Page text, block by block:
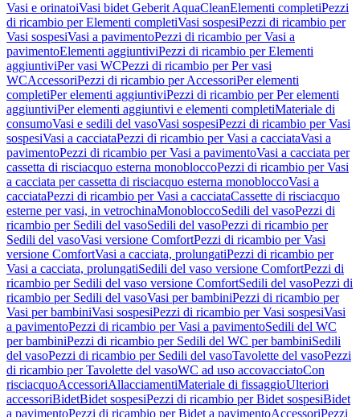
Vasi e orinatoiVasi bidet Geberit AquaCleanElementi completiPezzi
di ricambio per Elementi completiVasi sospesiPezzi di ricambio per
Vasi sospesiVasi a pavimentoPezzi di ricambio per Vasi a
pavimentoElementi aggiuntiviPezzi di ricambio per Elementi
aggiuntiviPer vasi WCPezzi di ricambio per Per vasi
WCAccessoriPezzi di ricambio per AccessoriPer elementi
completiPer elementi aggiuntiviPezzi di ricambio per Per elementi
aggiuntiviPer elementi aggiuntivi e elementi completiMateriale di
consumoVasi e sedili del vasoVasi sospesiPezzi di ricambio per Vasi
sospesiVasi a cacciataPezzi di ricambio per Vasi a cacciataVasi a
pavimentoPezzi di ricambio per Vasi a pavimentoVasi a cacciata per
cassetta di risciacquo esterna monobloccoPezzi di ricambio per Vasi
a cacciata per cassetta di risciacquo esterna monobloccoVasi a
cacciataPezzi di ricambio per Vasi a cacciataCassette di risciacquo
esterne per vasi, in vetrochinaMonobloccoSedili del vasoPezzi di
ricambio per Sedili del vasoSedili del vasoPezzi di ricambio per
Sedili del vasoVasi versione ComfortPezzi di ricambio per Vasi
versione ComfortVasi a cacciata, prolungatiPezzi di ricambio per
Vasi a cacciata, prolungatiSedili del vaso versione ComfortPezzi di
ricambio per Sedili del vaso versione ComfortSedili del vasoPezzi di
ricambio per Sedili del vasoVasi per bambiniPezzi di ricambio per
Vasi per bambiniVasi sospesiPezzi di ricambio per Vasi sospesiVasi
a pavimentoPezzi di ricambio per Vasi a pavimentoSedili del WC
per bambiniPezzi di ricambio per Sedili del WC per bambiniSedili
del vasoPezzi di ricambio per Sedili del vasoTavolette del vasoPezzi
di ricambio per Tavolette del vasoWC ad uso accovacciatoCon
risciacquoAccessoriAllacciamentiMateriale di fissaggioUlteriori
accessoriBidetBidet sospesiPezzi di ricambio per Bidet sospesiBidet
a pavimentoPezzi di ricambio per Bidet a pavimentoAccessoriPezzi